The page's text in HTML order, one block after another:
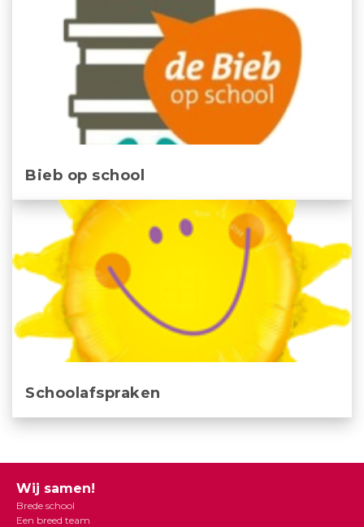
Bieb op school
Schoolafspraken
Wij samen!
Brede school
Een breed team